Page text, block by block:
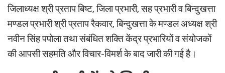
जिलाध्यक्ष श्री प्रताप बिष्ट, जिला प्रभारी, सह प्रभारी व बिन्दुखत्ता
मण्डल प्रभारी श्री प्रताप रैकवार, बिन्दुखत्ता के मण्डल अध्यक्ष श्री
नवीन सिंह पपोला तथा संबंधित शक्ति केंद्र प्रभारियों व संयोजकों
की आपसी सहमति और विचार-विमर्श के बाद जारी की गई है।